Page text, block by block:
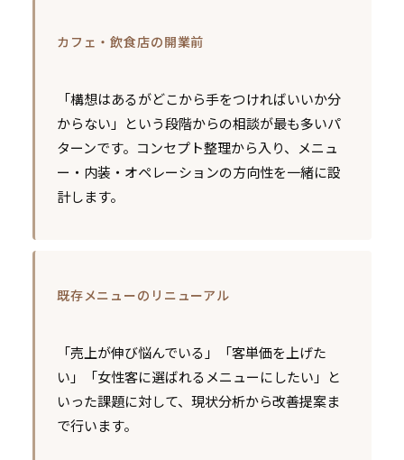
カフェ・飲食店の開業前
「構想はあるがどこから手をつければいいか分
からない」という段階からの相談が最も多いパ
ターンです。コンセプト整理から入り、メニュ
ー・内装・オペレーションの方向性を一緒に設
計します。
既存メニューのリニューアル
「売上が伸び悩んでいる」「客単価を上げた
い」「女性客に選ばれるメニューにしたい」と
いった課題に対して、現状分析から改善提案ま
で行います。